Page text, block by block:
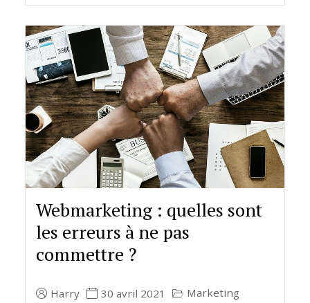
Webmarketing : quelles sont
les erreurs à ne pas
commettre ?
Harry 30 avril 2021
Marketing